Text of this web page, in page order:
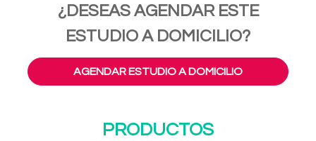
¿DESEAS AGENDAR ESTE
ESTUDIO A DOMICILIO?
AGENDAR ESTUDIO A DOMICILIO
PRODUCTOS